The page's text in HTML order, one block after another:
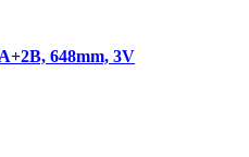
648mm, 3V